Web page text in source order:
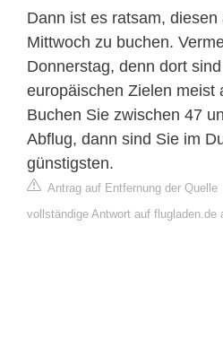
Dann ist es ratsam,
Mittwoch zu buchen.
Donnerstag, denn dort
europäischen Zielen meist
Buchen Sie zwischen 47
Abflug, dann sind Sie im
günstigsten.
Antrag auf Entfernung der Quelle
vollständige Antwort auf flugladen.de